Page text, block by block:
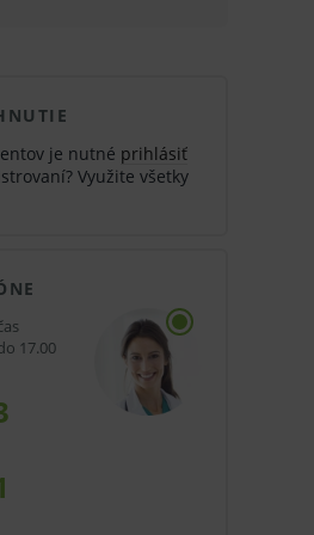
je nutné prihlásiť
Využite všetky
17.00